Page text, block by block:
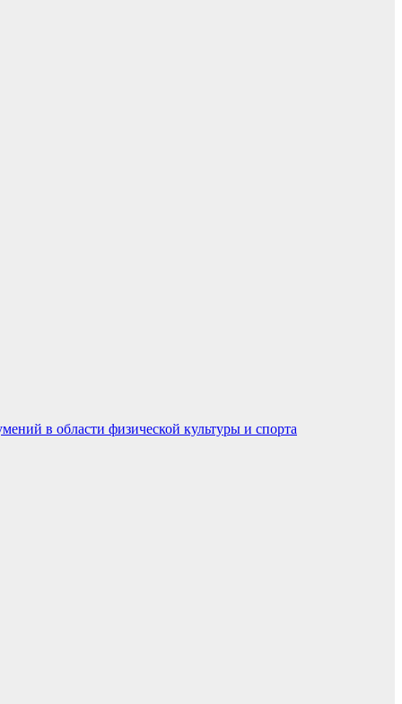
в области физической культуры и спорта